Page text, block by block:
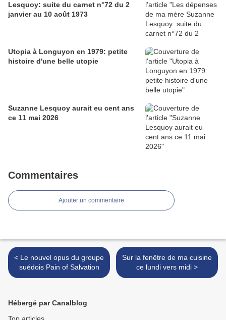
Lesquoy: suite du carnet n°72 du 2
janvier au 10 août 1973
Utopia à Longuyon en 1979: petite
histoire d'une belle utopie
Suzanne Lesquoy aurait eu cent ans
ce 11 mai 2026
Commentaires
Ajouter un commentaire
< Le nouvel opus du groupe
suédois Pain of Salvation
Sur la fenêtre de ma cuisine
ce lundi vers midi >
Hébergé par Canalblog